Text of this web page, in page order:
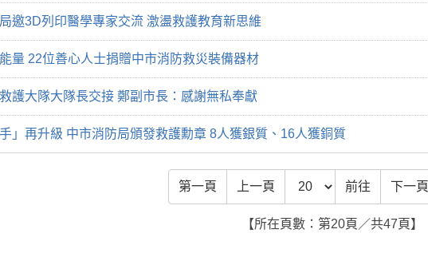
邀3D列印醫學專家交流 激盪救護教育新思維
量 22位善心人士捐贈中市消防救災裝備器材
護大隊大隊長交接 鄭副市長：感謝無私奉獻
手」再升級 中市消防局頒發救護勳章 8人獲銀質、16人獲銅質
第一頁 上一頁 前往頁數 前往 下一頁
【所在頁數：第20頁／共47頁】